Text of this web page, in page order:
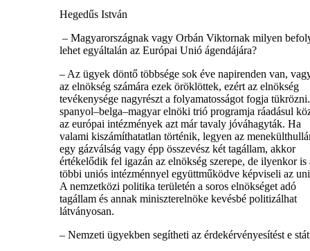
Hegedűs István
– Magyarországnak vagy Orbán Viktornak milyen
lehet egyáltalán az Európai Unió ágendájára?
– Az ügyek döntő többsége sok éve napirenden van,
az elnökség számára ezek öröklöttek, ezért az elnökség
tevékenysége nagyrészt a folyamatosságot fogja
spanyol–belga–magyar elnöki trió programja ráadásul
az európai intézmények azt már tavaly jóváhagyták. Ha
valami kiszámíthatatlan történik, legyen az
egy gázválság vagy épp összevész két tagállam, akkor
értékelődik fel igazán az elnökség szerepe, de ilyenkor is
többi uniós intézménnyel együttműködve képviseli az
A nemzetközi politika területén a soros elnökséget adó
tagállam és annak miniszterelnöke kevésbé politizálhat
látványosan.
– Nemzeti ügyekben segítheti az érdekérvényesítést e